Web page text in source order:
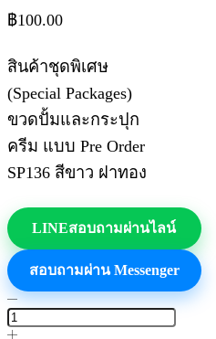
฿100.00
สินค้าชุดพิเศษ
(Special Packages)
ขวดปั้มและกระปุก
ครีม แบบ Pre Order
SP136 สีขาว ฝาทอง
LINEสอบถามผ่านไลน์
สอบถามผ่าน Messenger
จำนวน
สินค้า